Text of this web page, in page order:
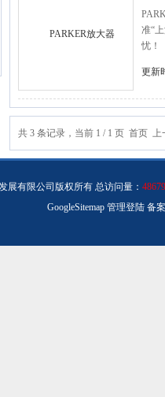
准“
忧！
更新
共 3 条记录，当前 1 / 1 页 首页
展有限公司版权所有 总访问量：
GoogleSitemap 管理登陆 备